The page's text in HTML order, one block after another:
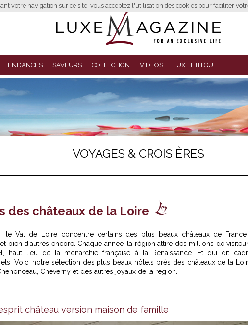
votre navigation sur ce site, vous acceptez l'utilisation des cookies pour faciliter
TENDANCES SAVEURS COLLECTION VIDEOS LUXE ETHIQUE
VOYAGES & CROISIÈRES
des châteaux de la Loire
le Val de Loire concentre certains des plus beaux châteaux de
bien d'autres encore. Chaque année, la région attire des millions de
haut lieu de la monarchie française à la Renaissance. Et qui dit
Voici notre sélection des plus beaux hôtels près des châteaux de la
Cheverny et des autres joyaux de la région.
château version maison de famille